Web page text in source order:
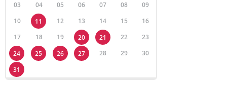
03
04 05 06 07 08
09
10
11 12 13 14 15
16
17
18 19 20 21 22
23
24
25 26 27 28 29
30
31